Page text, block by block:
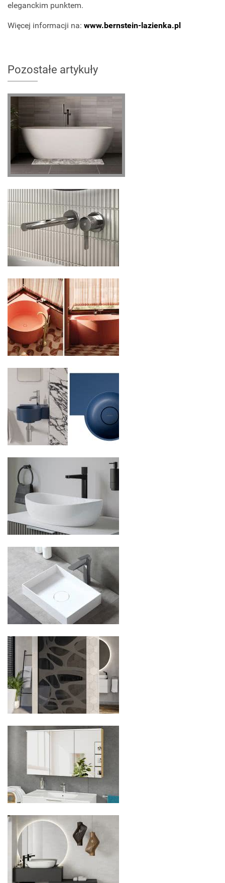
eleganckim punktem.
Więcej informacji na: www.bernstein-lazienka.pl
Pozostałe artykuły